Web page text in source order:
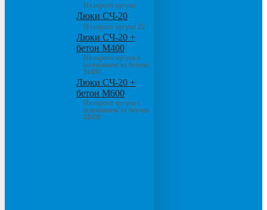
Из серого чугуна
Люки СЧ-20
Из серого чугуна 20
Люки СЧ-20 +
бетон М400
Из серого чугуна с
основанием из бетона
М400
Люки СЧ-20 +
бетон М600
Из серого чугуна с
основанием из бетона
М600